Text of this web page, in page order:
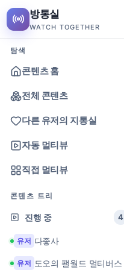
방통실
WATCH TOGETHER
탐색
콘텐츠 홈
전체 콘텐츠
다른 유저의 지통실
자동 멀티뷰
직접 멀티뷰
콘텐츠 트리
진행 중
4
유저 다좋사
유저 도오의 팰월드 멀티버스